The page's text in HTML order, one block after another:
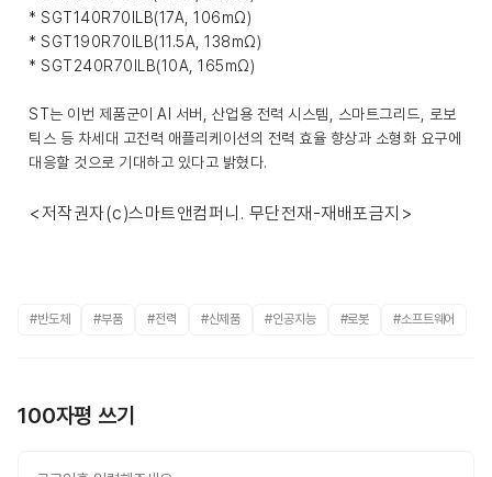
* SGT140R70ILB(17A, 106mΩ)
* SGT190R70ILB(11.5A, 138mΩ)
* SGT240R70ILB(10A, 165mΩ)
ST는 이번 제품군이 AI 서버, 산업용 전력 시스템, 스마트그리드, 로보
틱스 등 차세대 고전력 애플리케이션의 전력 효율 향상과 소형화 요구에
대응할 것으로 기대하고 있다고 밝혔다.
<저작권자(c)스마트앤컴퍼니. 무단전재-재배포금지>
#반도체 #부품 #전력 #신제품 #인공지능 #로봇 #소프트웨어
100자평 쓰기